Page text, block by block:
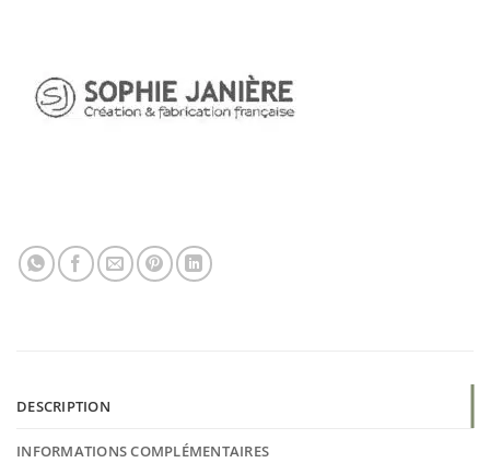
DESCRIPTION
INFORMATIONS COMPLÉMENTAIRES